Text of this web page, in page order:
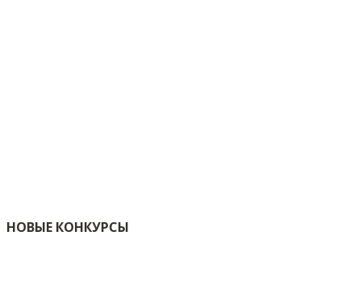
НОВЫЕ КОНКУРСЫ